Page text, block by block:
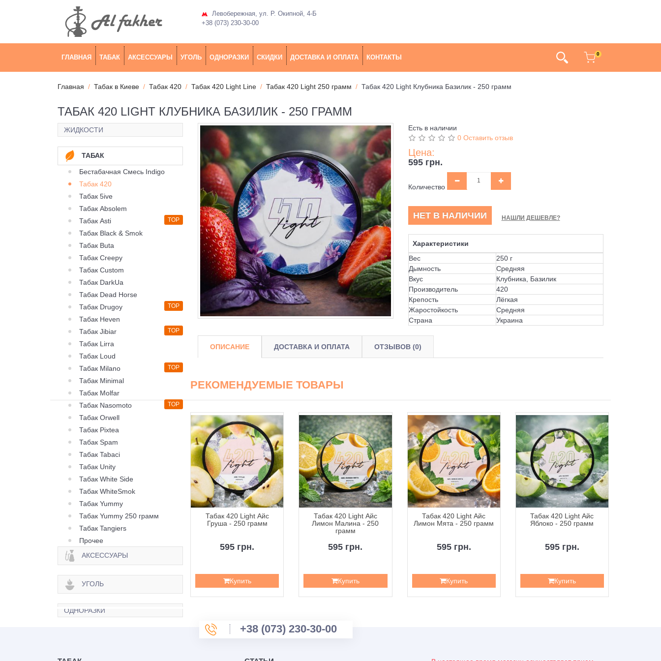
Левобережная, ул. Р. Окипной, 4-Б
+38 (073) 230-30-00
ГЛАВНАЯ ТАБАК АКСЕССУАРЫ УГОЛЬ ОДНОРАЗКИ СКИДКИ ДОСТАВКА И ОПЛАТА КОНТАКТЫ 0
Главная Табак в Киеве Табак 420 Табак 420 Light Line Табак 420 Light 250 грамм Табак 420 Light Клубника Базилик - 250 грамм
ТАБАК 420 LIGHT КЛУБНИКА БАЗИЛИК - 250 ГРАММ
ЖИДКОСТИ
ТАБАК
Бестабачная Смесь Indigo
Табак 420
Табак 5ive
Табак Absolem
Табак Asti
TOP
Табак Black & Smok
Табак Buta
Табак Creepy
Табак Custom
Табак DarkUa
Табак Dead Horse
Табак Drugoy
TOP
Табак Heven
Табак Jibiar
TOP
Табак Lirra
Табак Loud
Табак Milano
TOP
Табак Minimal
Табак Molfar
Табак Nasomoto
TOP
Табак Orwell
Табак Pixtea
Табак Spam
Табак Tabaci
Табак Unity
Табак White Side
Табак WhiteSmok
Табак Yummy
Табак Yummy 250 грамм
Табак Tangiers
Прочее
АКСЕССУАРЫ
УГОЛЬ
ОДНОРАЗКИ
Есть в наличии
0 Оставить отзыв
Цена:
595 грн.
Количество
НЕТ В НАЛИЧИИ НАШЛИ ДЕШЕВЛЕ?
Характеристики
Вес
250 г
Дымность
Средняя
Вкус
Клубника, Базилик
Производитель
420
Крепость
Лёгкая
Жаростойкость
Средняя
Страна
Украина
ОПИСАНИЕ ДОСТАВКА И ОПЛАТА ОТЗЫВОВ (0)
РЕКОМЕНДУЕМЫЕ ТОВАРЫ
Табак 420 Light Лав 66 -
595 грн.
Табак 420 Light Айс
Груша - 250 грамм
595 грн.
Купить
Табак 420 Light Айс
Лимон Малина - 250
грамм
595 грн.
Купить
Табак 420 Light Айс
Лимон Мята - 250 грамм
595 грн.
Купить
Табак 420 Light Айс
Яблоко - 250 грамм
595 грн.
Купить
+38 (073) 230-30-00